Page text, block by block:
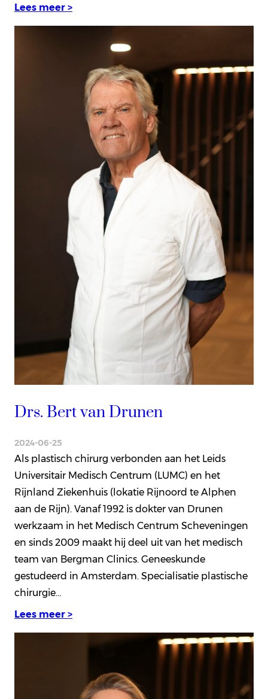
Lees meer >
Drs. Bert van Drunen
2024-06-25
Als plastisch chirurg verbonden aan het Leids
Universitair Medisch Centrum (LUMC) en het
Rijnland Ziekenhuis (lokatie Rijnoord te Alphen
aan de Rijn). Vanaf 1992 is dokter van Drunen
werkzaam in het Medisch Centrum Scheveningen
en sinds 2009 maakt hij deel uit van het medisch
team van Bergman Clinics. Geneeskunde
gestudeerd in Amsterdam. Specialisatie plastische
chirurgie…
Lees meer >